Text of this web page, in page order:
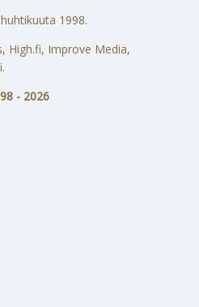
1998.
High.fi, Improve Media,
- 2026